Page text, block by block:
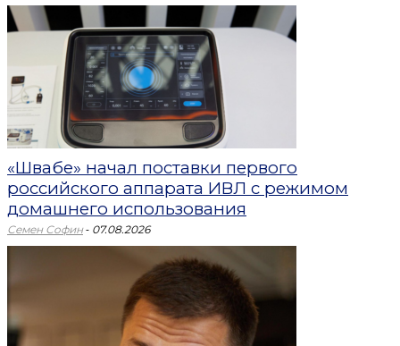
«Швабе» начал поставки первого
российского аппарата ИВЛ с режимом
домашнего использования
Семен Софин - 07.08.2026